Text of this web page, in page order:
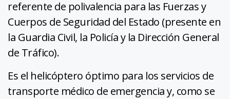
referente de polivalencia para las Fuerzas y
Cuerpos de Seguridad del Estado (presente en
la Guardia Civil, la Policía y la Dirección General
de Tráfico).
Es el helicóptero óptimo para los servicios de
transporte médico de emergencia y, como se